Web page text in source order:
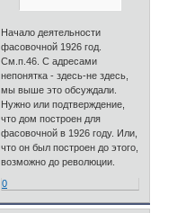
Начало деятельности
фасовочной 1926 год.
См.п.46. С адресами
непонятка - здесь-не здесь,
мы выше это обсуждали.
Нужно или подтверждение,
что дом построен для
фасовочной в 1926 году. Или,
что он был построен до этого,
возможно до революции.
0